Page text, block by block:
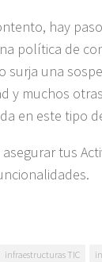
hay
política de
surja una
y muchos
en este tipo
tus
infraestructuras TIC